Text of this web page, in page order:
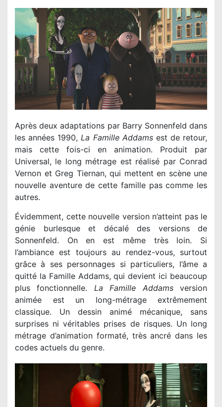
Après deux adaptations par Barry Sonnenfeld dans
les années 1990, La Famille Addamsest de retour,
mais cette fois-ci en animation. Produit par
Universal, le long métrage est réalisé par Conrad
Vernon et Greg Tiernan, qui mettent en scène une
nouvelle aventure de cette famille pas comme les
autres.
Évidemment, cette nouvelle version n’atteint pas le
génie burlesque et décalé des versions de
Sonnenfeld. On en est même très loin. Si
l’ambiance est toujours au rendez-vous, surtout
grâce à ses personnages si particuliers, l’âme a
quitté la Famille Addams, qui devient ici beaucoup
plus fonctionnelle. La Famille Addamsversion
animée est un long-métrage extrêmement
classique. Un dessin animé mécanique, sans
surprises ni véritables prises de risques. Un long
métrage d’animation formaté, très ancré dans les
codes actuels du genre.